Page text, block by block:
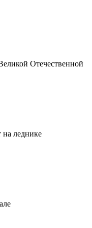
Отечественной
на леднике